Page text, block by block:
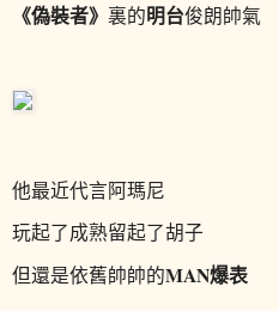
《偽裝者》 裏的明台俊朗帥氣
他最近代言阿瑪尼
玩起了成熟留起了胡子
但還是依舊帥帥的MAN爆表